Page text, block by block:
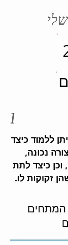
1
ללמוד כיצד
נכונה,
כיצד לתת
זקוקות לו.
המתחים